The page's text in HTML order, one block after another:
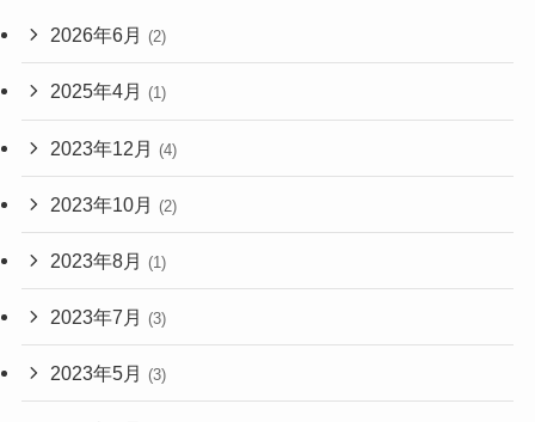
2026年6月 (2)
2025年4月 (1)
2023年12月 (4)
2023年10月 (2)
2023年8月 (1)
2023年7月 (3)
2023年5月 (3)